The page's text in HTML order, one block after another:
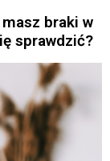
braki w
sprawdzić?